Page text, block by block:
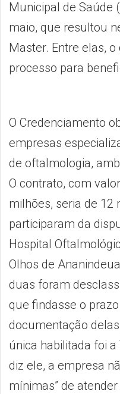
Municipal de Saúde
maio, que resultou
Master. Entre elas,
processo para
O Credenciamento
empresas
de oftalmologia,
O contrato, com
milhões, seria de 12
participaram da
Hospital
Olhos de
duas foram
que findasse o
documentação
única habilitada foi
diz ele, a empresa
mínimas” de